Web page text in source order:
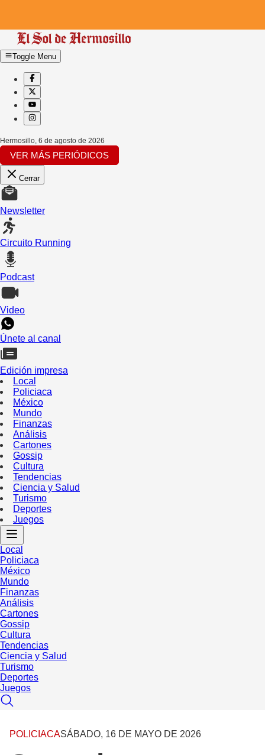
Toggle Menu
Hermosillo 6 de agosto de 2026
VER MÁS PERIÓDICOS
Cerrar
Newsletter
Circuito Running
Podcast
Video
Únete al canal
Edición impresa
Local
Policiaca
México
Mundo
Finanzas
Análisis
Cartones
Gossip
Cultura
Tendencias
Ciencia y Salud
Turismo
Deportes
Juegos
Local
Policiaca
México
Mundo
Finanzas
Análisis
Cartones
Gossip
Cultura
Tendencias
Ciencia y Salud
Turismo
Deportes
Juegos
POLICIACASÁBADO, 16 DE MAYO DE 2026